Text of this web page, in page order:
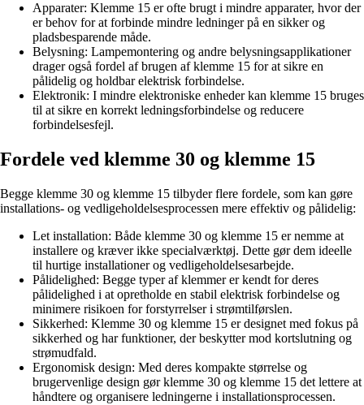
Apparater: Klemme 15 er ofte brugt i mindre apparater, hvor der
er behov for at forbinde mindre ledninger på en sikker og
pladsbesparende måde.
Belysning: Lampemontering og andre belysningsapplikationer
drager også fordel af brugen af klemme 15 for at sikre en
pålidelig og holdbar elektrisk forbindelse.
Elektronik: I mindre elektroniske enheder kan klemme 15 bruges
til at sikre en korrekt ledningsforbindelse og reducere
forbindelsesfejl.
Fordele ved klemme 30 og klemme 15
Begge klemme 30 og klemme 15 tilbyder flere fordele, som kan gøre
installations- og vedligeholdelsesprocessen mere effektiv og pålidelig:
Let installation: Både klemme 30 og klemme 15 er nemme at
installere og kræver ikke specialværktøj. Dette gør dem ideelle
til hurtige installationer og vedligeholdelsesarbejde.
Pålidelighed: Begge typer af klemmer er kendt for deres
pålidelighed i at opretholde en stabil elektrisk forbindelse og
minimere risikoen for forstyrrelser i strømtilførslen.
Sikkerhed: Klemme 30 og klemme 15 er designet med fokus på
sikkerhed og har funktioner, der beskytter mod kortslutning og
strømudfald.
Ergonomisk design: Med deres kompakte størrelse og
brugervenlige design gør klemme 30 og klemme 15 det lettere at
håndtere og organisere ledningerne i installationsprocessen.